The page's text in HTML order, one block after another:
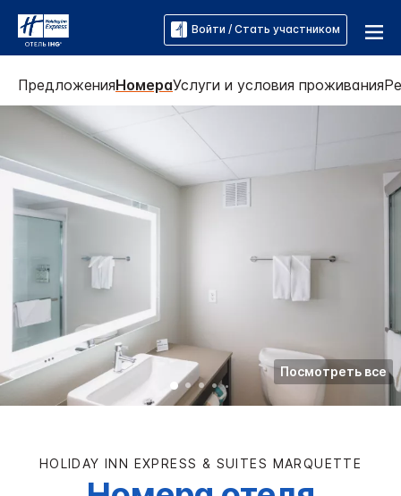
Войти / Стать участником
ПредложенияНомераУслуги и условия проживания
Посмотреть все
HOLIDAY INN EXPRESS & SUITES MARQUETTE